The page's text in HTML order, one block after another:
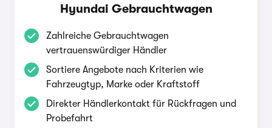
Hyundai Gebrauchtwagen
Zahlreiche Gebrauchtwagen
vertrauenswürdiger Händler
Sortiere Angebote nach Kriterien wie
Fahrzeugtyp, Marke oder Kraftstoff
Direkter Händlerkontakt für Rückfragen und
Probefahrt